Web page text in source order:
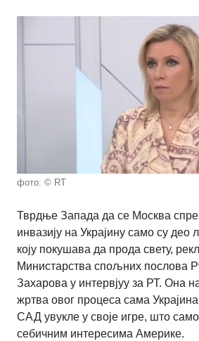
фото: © RT
Тврдње Запада да се Москва
инвазију на Украјину само су део
коју покушава да прода свету,
Министарства спољних послова
Захарова у интервјуу за РТ. Она
жртва овог процеса сама Украјина,
САД увукле у своје игре, што
себичним интересима Америке.